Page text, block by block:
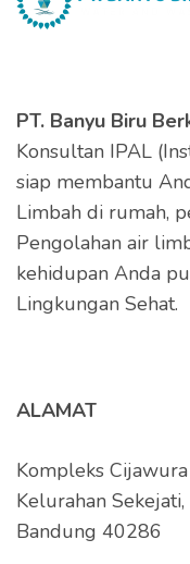
PT. Banyu Biru
Konsultan IPAL
siap membantu
Limbah di rumah,
Pengolahan air
kehidupan Anda
Lingkungan Sehat.
ALAMAT
Kompleks
Kelurahan
Bandung 40286